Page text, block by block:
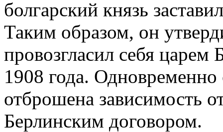
болгарский князь
Таким образом, он
провозгласил себя
1908 года.
отброшена зависимость
Берлинским договором.